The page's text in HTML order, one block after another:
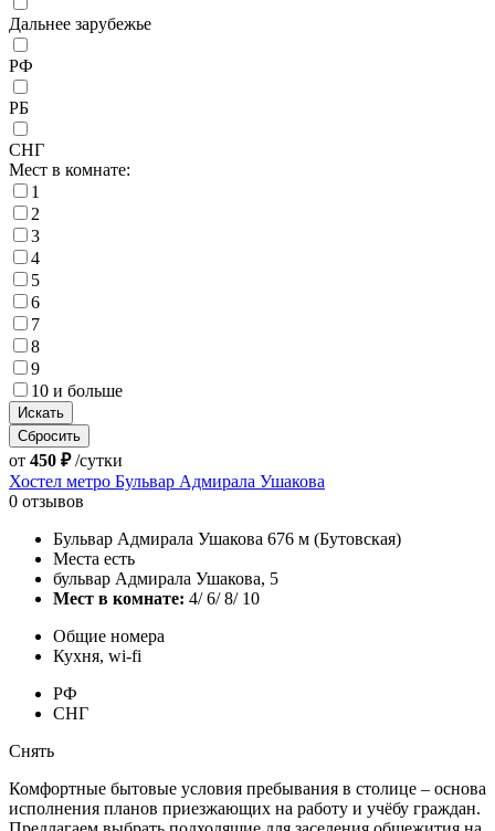
Дальнее зарубежье
РФ
РБ
СНГ
Мест в комнате:
1
2
3
4
5
6
7
8
9
10 и больше
Сбросить
от 450 ₽/сутки
Хостел метро Бульвар Адмирала Ушакова
0 отзывов
Бульвар Адмирала Ушакова 676 м (Бутовская)
Места есть
бульвар Адмирала Ушакова, 5
Мест в комнате: 4/ 6/ 8/ 10
Общие номера
Кухня, wi-fi
РФ
СНГ
Снять
Комфортные бытовые условия пребывания в столице – основа
исполнения планов приезжающих на работу и учёбу граждан.